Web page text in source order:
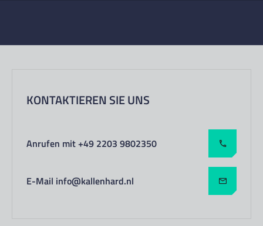
KONTAKTIEREN SIE UNS
Anrufen mit +49 2203 9802350
E-Mail info@kallenhard.nl